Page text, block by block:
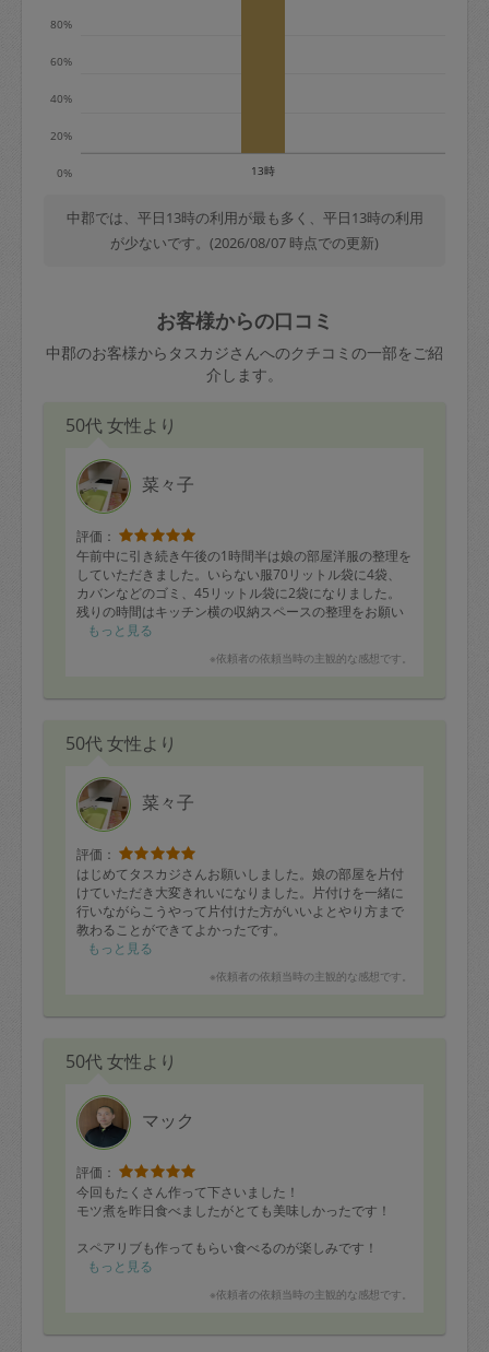
定期依頼1回（3時間）の金額とスポット
1回（3時間）依頼した場合の金額の差額
0%
20%
40%
60%
80%
13時
中郡では、平日13時の利用が最も多く、平日13時の利用
が少ないです。(2026/08/07 時点での更新)
お客様からの口コミ
中郡のお客様からタスカジさんへのクチコミの一部をご紹
介します。
50代 女性より
菜々子
評価：
午前中に引き続き午後の1時間半は娘の部屋洋服の整理を
していただきました。いらない服70リットル袋に4袋、
カバンなどのゴミ、45リットル袋に2袋になりました。
残りの時間はキッチン横の収納スペースの整理をお願い
しました。ひとつひとつ一緒に分別して手早くすすめて
もっと見る
※依頼者の依頼当時の主観的な感想です。
50代 女性より
菜々子
評価：
はじめてタスカジさんお願いしました。娘の部屋を片付
けていただき大変きれいになりました。片付けを一緒に
行いながらこうやって片付けた方がいいよとやり方まで
教わることができてよかったです。
もっと見る
※依頼者の依頼当時の主観的な感想です。
50代 女性より
マック
評価：
今回もたくさん作って下さいました！
モツ煮を昨日食べましたがとても美味しかったです！
スペアリブも作ってもらい食べるのが楽しみです！
もっと見る
※依頼者の依頼当時の主観的な感想です。